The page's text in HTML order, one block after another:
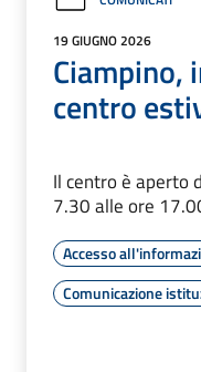
19 GIUGNO 2026
Ciampino,
centro
Il centro è aperto
7.30 alle ore
Accesso
Comunicazione